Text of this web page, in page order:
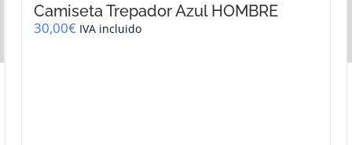
Camiseta Trepador Azul HOMBRE
30,00€ IVA incluido